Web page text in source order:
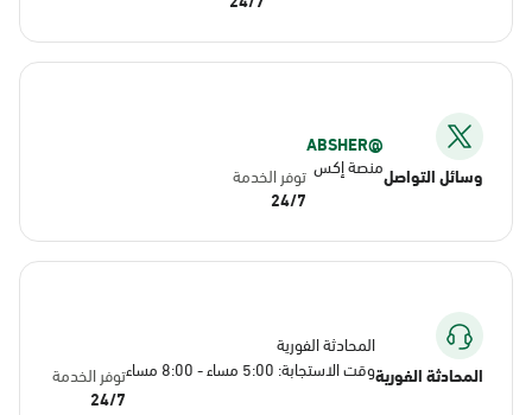
وسائل التواصل
@ABSHER
منصة إكس توفر الخدمة
24/7
المحادثة الفورية
المحادثة الفورية
وقت الاستجابة: 5:00 مساء - 8:00 مساء
توفر الخدمة
24/7